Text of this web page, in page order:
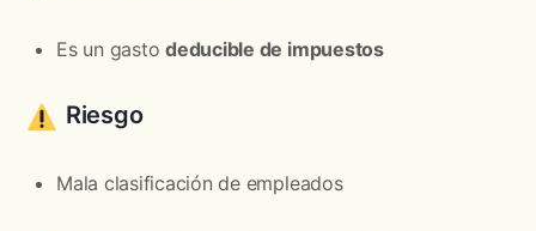
Es un gastodeducible de impuestos
Riesgo
Mala clasificación de empleados